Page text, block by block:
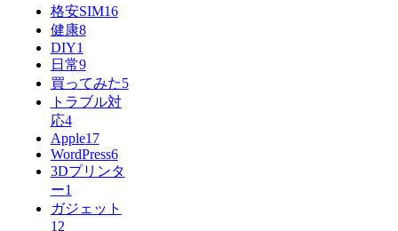
格安SIM16
健康8
DIY1
日常9
買ってみた5
トラブル対
応4
Apple17
WordPress6
3Dプリンタ
ー1
ガジェット
12